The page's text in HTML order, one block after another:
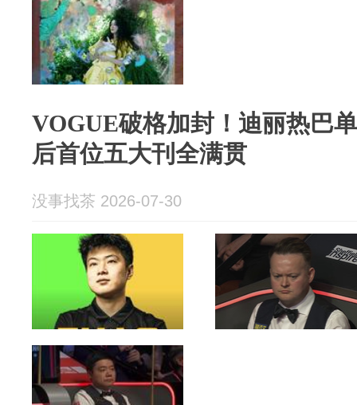
VOGUE破格加封！迪丽热巴
后首位五大刊全满贯
没事找茶 2026-07-30